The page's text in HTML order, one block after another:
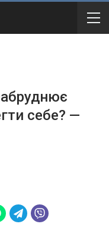
себе? —